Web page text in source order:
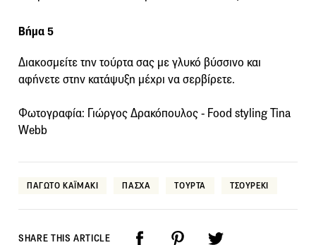
Βήμα 5
Διακοσμείτε την τούρτα σας με γλυκό βύσσινο και
αφήνετε στην κατάψυξη μέχρι να σερβίρετε.
Φωτογραφία: Γιώργος Δρακόπουλος - Food styling Tina
Webb
ΠΑΓΩΤΟ ΚΑΪΜΑΚΙ ΠΑΣΧΑ ΤΟΥΡΤΑ ΤΣΟΥΡΕΚΙ
SHARE THIS ARTICLE